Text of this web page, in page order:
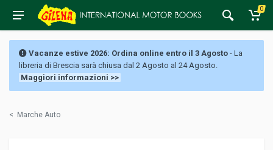
0
Vacanze estive 2026: Ordina online entro il 3 Agosto - La
libreria di Brescia sarà chiusa dal 2 Agosto al 24 Agosto.
Maggiori informazioni >>
< Marche Auto